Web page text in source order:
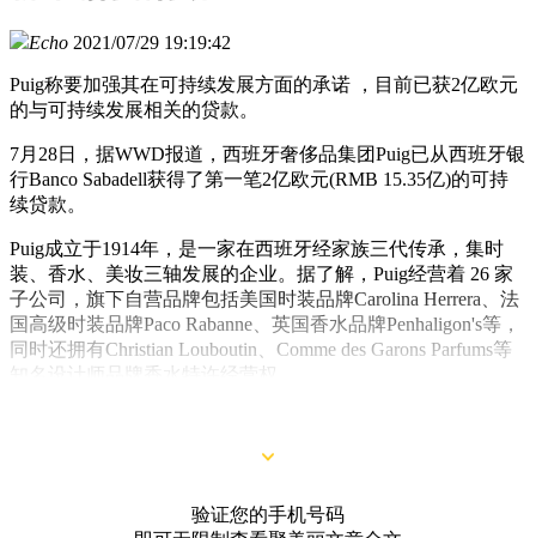
Echo 2021/07/29 19:19:42
Puig称要加强其在可持续发展方面的承诺 ，目前已获2亿欧元
的与可持续发展相关的贷款。
7月28日，据WWD报道，西班牙奢侈品集团Puig已从西班牙银
行Banco Sabadell获得了第一笔2亿欧元(RMB 15.35亿)的可持
续贷款。
Puig成立于1914年，是一家在西班牙经家族三代传承，集时
装、香水、美妆三轴发展的企业。据了解，Puig经营着 26 家
子公司，旗下自营品牌包括美国时装品牌Carolina Herrera、法
国高级时装品牌Paco Rabanne、英国香水品牌Penhaligon's等，
同时还拥有Christian Louboutin、Comme des Garons Parfums等
知名设计师品牌香水特许经营权。
验证您的手机号码